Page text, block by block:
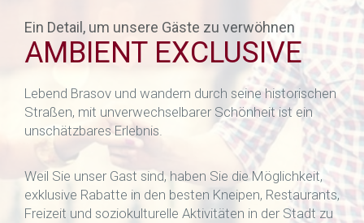
Ein Detail, um unsere Gäste zu verwöhnen
AMBIENT EXCLUSIVE
Lebend Brasov und wandern durch seine historischen
Straßen, mit unverwechselbarer Schönheit ist ein
unschätzbares Erlebnis.
Weil Sie unser Gast sind, haben Sie die Möglichkeit,
exklusive Rabatte in den besten Kneipen, Restaurants,
Freizeit und soziokulturelle Aktivitäten in der Stadt zu